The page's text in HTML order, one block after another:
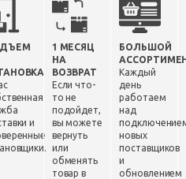
и
1 МЕСЯЦ
НА
ВОЗВРАТ
Если что-
то не
подойдет,
вы можете
вернуть
или
обменять
товар в
БОЛЬШОЙ
Каждый
день
работаем
над
новых
поставщиков
и
обновлением